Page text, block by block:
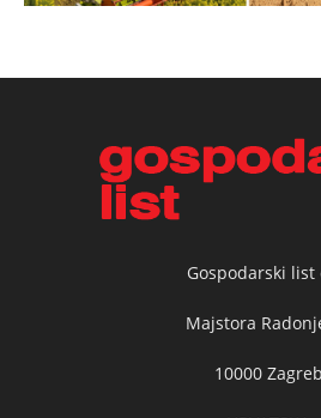
Gospodarski list
Majstora
10000 Zagreb